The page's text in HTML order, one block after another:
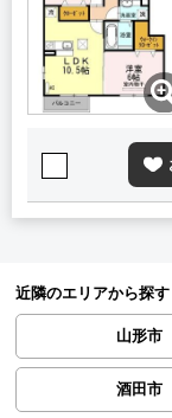
近隣のエリアから探す
山形市
酒田市